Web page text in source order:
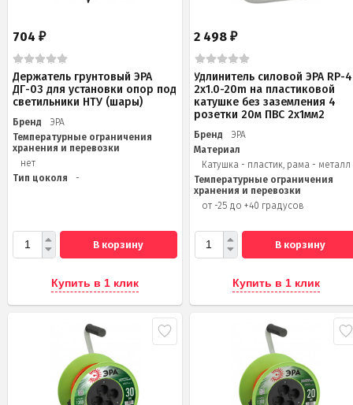
704 ₽
Держатель грунтовый ЭРА
ДГ-03 для установки опор под
светильники НТУ (шары)
Бренд
ЭРА
Температурные ограничения
хранения и перевозки
нет
Тип цоколя
-
В корзину
Купить в 1 клик
2 498₽
Удлинитель силовой ЭРА RP-
2x1.0-20m на пластиковой
катушке без заземления 4
розетки 20м ПВС 2х1мм2
Бренд
ЭРА
Материал
Катушка - пластик, рама - металл
Температурные ограничения
хранения и перевозки
от -25 до +40 градусов
В корзину
Купить в 1 клик